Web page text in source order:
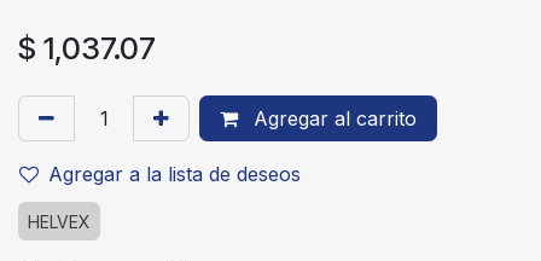
$ 1,037.07
Agregar al carrito
Agregar a la lista de deseos
HELVEX